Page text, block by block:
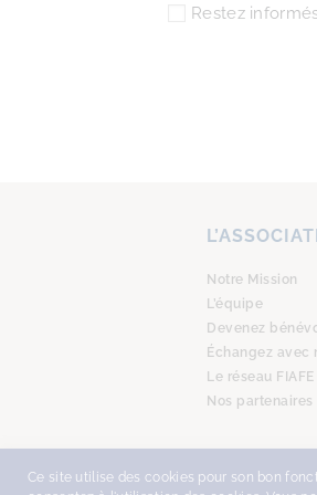
Restez
Notre Mission
L’équipe
Devenez
Échangez avec
Le réseau FIAFE
Nos partenaires
Ce site utilise des cookies pour son bon